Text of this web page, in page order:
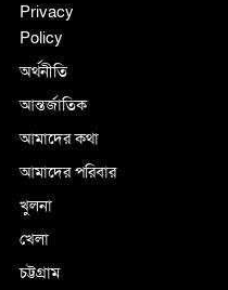
Privacy
Policy
অর্থনীতি
আন্তর্জাতিক
আমাদের কথা
আমাদের পরিবার
খুলনা
খেলা
চট্টগ্রাম